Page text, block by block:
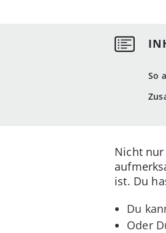
So
Nicht
ist. Du
Du
Oder